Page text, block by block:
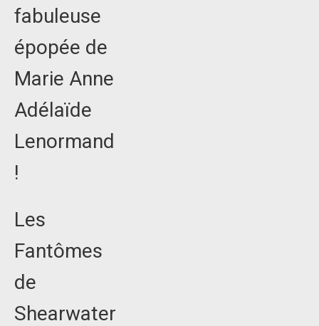
fabuleuse
épopée de
Marie Anne
Adélaïde
Lenormand
!
Les
Fantômes
de
Shearwater